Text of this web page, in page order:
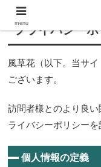
プライバシー
風草花（以下。当サ
ございます。
訪問者様とのより良
ライバシーポリシーを
個人情報の定義
menu